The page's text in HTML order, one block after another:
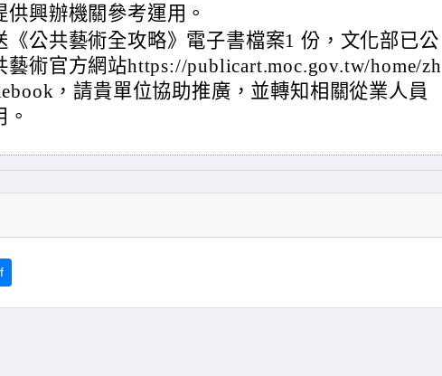
供興辦機關參考運用。
《公共藝術全攻略》電子書檔案1 份，文化部已公
藝術官方網站https://publicart.moc.gov.tw/home/zh
，請貴單位協助推廣，並轉知相關從業人員